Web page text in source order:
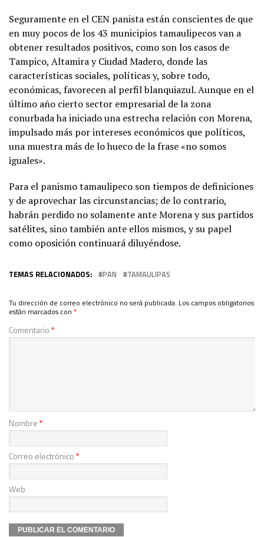
Seguramente en el CEN panista están conscientes de que
en muy pocos de los 43 municipios tamaulipecos van a
obtener resultados positivos, como son los casos de
Tampico, Altamira y Ciudad Madero, donde las
características sociales, políticas y, sobre todo,
económicas, favorecen al perfil blanquiazul. Aunque en el
último año cierto sector empresarial de la zona
conurbada ha iniciado una estrecha relación con Morena,
impulsado más por intereses económicos que políticos,
una muestra más de lo hueco de la frase «no somos
iguales».
Para el panismo tamaulipeco son tiempos de definiciones
y de aprovechar las circunstancias; de lo contrario,
habrán perdido no solamente ante Morena y sus partidos
satélites, sino también ante ellos mismos, y su papel
como oposición continuará diluyéndose.
TEMAS RELACIONADOS: PAN TAMAULIPAS
Tu dirección de correo electrónico no será publicada. Los campos obligatorios
están marcados con *
Comentario*
Nombre*
Correo electrónico*
Web